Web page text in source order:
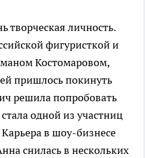
творческая личность.
фигуристкой и
Костомаровом,
пришлось покинуть
решила попробовать
одной из участниц
в шоу-бизнесе
снилась в нескольких